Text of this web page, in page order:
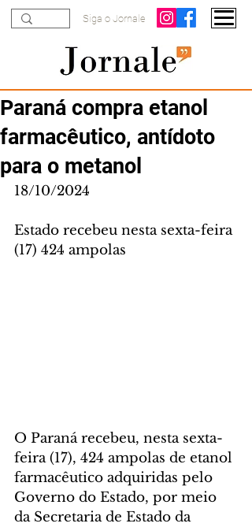
Siga o Jornale
Paraná compra etanol
farmacêutico, antídoto
para o metanol
18/10/2024
Estado recebeu nesta sexta-feira
(17) 424 ampolas
O Paraná recebeu, nesta sexta-
feira (17), 424 ampolas de etanol
farmacêutico adquiridas pelo
Governo do Estado, por meio
da Secretaria de Estado da